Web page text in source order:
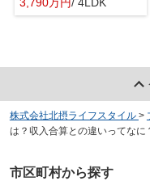
株式会社北摂ライフスタイル >
は？収入合算との違いってなに
市区町村から探す